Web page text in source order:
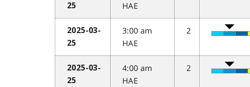
25
HAE
2025-03-
25
3:00 am
HAE
2
2025-03-
25
4:00 am
HAE
2